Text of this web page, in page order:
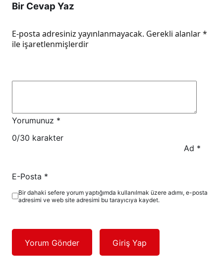
Bir Cevap Yaz
E-posta adresiniz yayınlanmayacak. Gerekli alanlar*
ile işaretlenmişlerdir
Yorumunuz *
0/30 karakter
Ad *
E-Posta *
Bir dahaki sefere yorum yaptığımda kullanılmak üzere adımı, e-posta
adresimi ve web site adresimi bu tarayıcıya kaydet.
Yorum Gönder Giriş Yap